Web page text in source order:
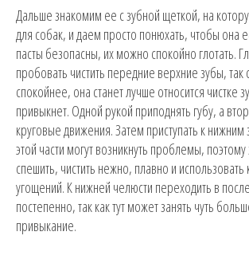
Дальше знакомим ее с зубной щеткой, на
для собак, и даем просто понюхать, чтобы она
пасты безопасны, их можно спокойно глотать.
пробовать чистить передние верхние зубы, так
спокойнее, она станет лучше относится чистке
привыкнет. Одной рукой приподнять губу, а
круговые движения. Затем приступать к
этой части могут возникнуть проблемы,
спешить, чистить нежно, плавно и
угощений. К нижней челюсти переходить в
постепенно, так как тут может занять чуть
привыкание.